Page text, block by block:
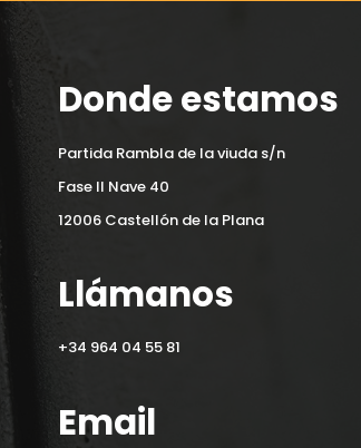
Donde estamos
Partida Rambla de la viuda s/n
Fase II Nave 40
12006 Castellón de la Plana
Llámanos
+34 964 04 55 81
Email